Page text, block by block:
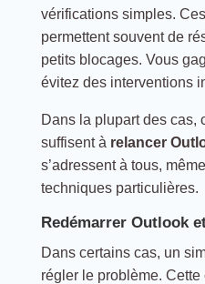
vérifications simples.
permettent souvent de
petits blocages. Vous
évitez des interventions
Dans la plupart des cas,
suffisent à relancer
s’adressent à tous,
techniques particulières.
Redémarrer Outlook
Dans certains cas, un
régler le problème.